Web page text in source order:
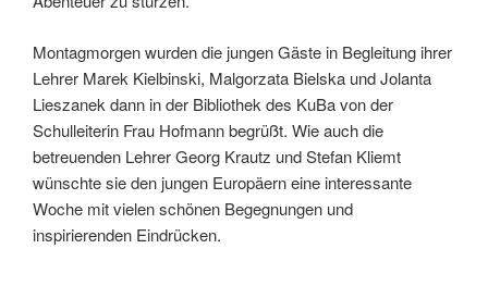
Montagmorgen wurden die jungen Gäste in Begleitung ihrer
Lehrer Marek Kielbinski, Malgorzata Bielska und Jolanta
Lieszanek dann in der Bibliothek des KuBa von der
Schulleiterin Frau Hofmann begrüßt. Wie auch die
betreuenden Lehrer Georg Krautz und Stefan Kliemt
wünschte sie den jungen Europäern eine interessante
Woche mit vielen schönen Begegnungen und
inspirierenden Eindrücken.